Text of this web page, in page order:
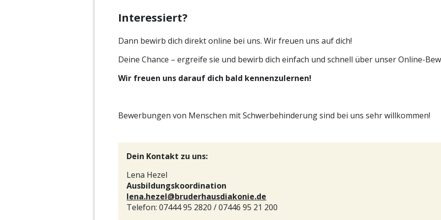
Interessiert?
Dann bewirb dich direkt online bei uns. Wir freuen uns auf dich!
Deine Chance – ergreife sie und bewirb dich einfach und schnell über unser Online-
Wir freuen uns darauf dich bald kennenzulernen!
Bewerbungen von Menschen mit Schwerbehinderung sind bei uns sehr willkommen!
Dein Kontakt zu uns:
Lena Hezel
Ausbildungskoordination
lena.hezel@bruderhausdiakonie.de
Telefon: 07444 95 2820 / 07446 95 21 200